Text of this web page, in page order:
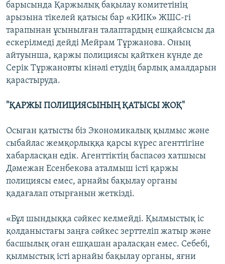
барысында Қаржылық бақылау комитетінің
арызына тікелей қатысы бар «КИІК» ЖШС-гі
тарапынан ұсынылған талаптардың ешқайсысы да
ескерілмеді дейді Мейрам Тұржанова. Оның
айтуынша, қаржы полициясы қайткен күнде де
Серік Тұржановты кінәлі етудің барлық амалдарын
қарастыруда.
"ҚАРЖЫ ПОЛИЦИЯСЫНЫҢ ҚАТЫСЫ ЖОҚ"
Осыған қатысты біз Экономикалық қылмыс және
сыбайлас жемқорлыққа қарсы күрес агенттігіне
хабарласқан едік. Агенттіктің баспасөз хатшысы
Дәмежан Есенбекова аталмыш істі қаржы
полициясы емес, арнайы бақылау органы
қадағалап отырғанын жеткізді.
«Бұл шындыққа сәйкес келмейді. Қылмыстық іс
қолданыстағы заңға сәйкес зерттеліп жатыр және
басшылық оған ешқашан араласқан емес. Себебі,
қылмыстық істі арнайы бақылау органы, яғни